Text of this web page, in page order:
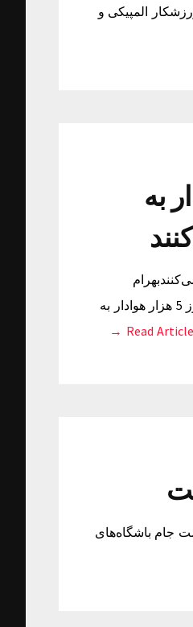
هر ورزشکار المپیکی و
هوادار به
می‌کنندبهرام
افشارزاده گفت که تا حالا استقلال را این قدر همدل ندیده بود. افشارزاده: باورم نمی‌شود هر روز 5 هزار هوادار به
Read Article →
باشگاه‌های جهان اندازه ۵ سال تجربه داشت جام باشگاه‌های